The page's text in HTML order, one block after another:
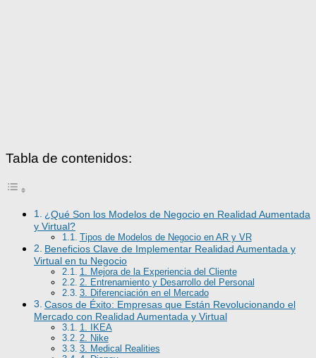
Tabla de contenidos:
¿Qué Son los Modelos de Negocio en Realidad Aumentada
y Virtual?
Tipos de Modelos de Negocio en AR y VR
Beneficios Clave de Implementar Realidad Aumentada y
Virtual en tu Negocio
1. Mejora de la Experiencia del Cliente
2. Entrenamiento y Desarrollo del Personal
3. Diferenciación en el Mercado
Casos de Éxito: Empresas que Están Revolucionando el
Mercado con Realidad Aumentada y Virtual
1. IKEA
2. Nike
3. Medical Realities